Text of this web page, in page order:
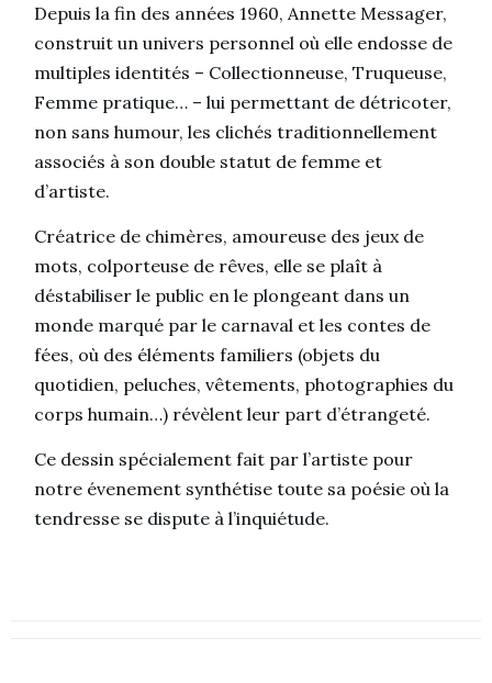
Depuis la fin des années 1960, Annette Messager,
construit un univers personnel où elle endosse de
multiples identités – Collectionneuse, Truqueuse,
Femme pratique… – lui permettant de détricoter,
non sans humour, les clichés traditionnellement
associés à son double statut de femme et
d’artiste.
Créatrice de chimères, amoureuse des jeux de
mots, colporteuse de rêves, elle se plaît à
déstabiliser le public en le plongeant dans un
monde marqué par le carnaval et les contes de
fées, où des éléments familiers (objets du
quotidien, peluches, vêtements, photographies du
corps humain…) révèlent leur part d’étrangeté.
Ce dessin spécialement fait par l’artiste pour
notre évenement synthétise toute sa poésie où la
tendresse se dispute à l’inquiétude.